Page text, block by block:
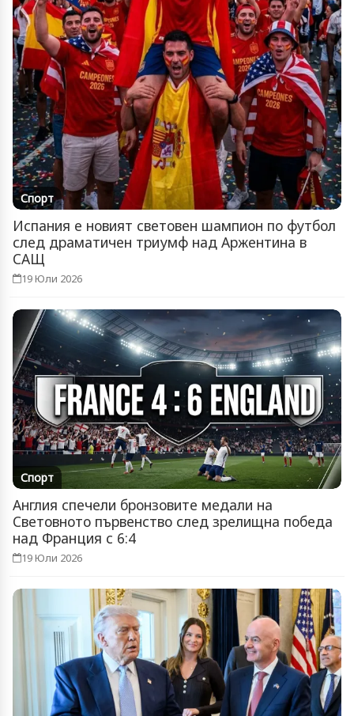
Спорт
Испания е новият световен шампион по футбол
след драматичен триумф над Аржентина в
САЩ
19 Юли 2026
Спорт
Англия спечели бронзовите медали на
Световното първенство след зрелищна победа
над Франция с 6:4
19 Юли 2026